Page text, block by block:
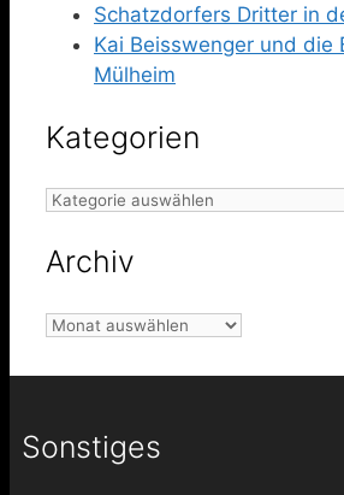
Schatzdorfers Dritter in
Kai Beisswenger und die
Mülheim
Kategorien
Kategorien
Archiv
Archiv
Sonstiges